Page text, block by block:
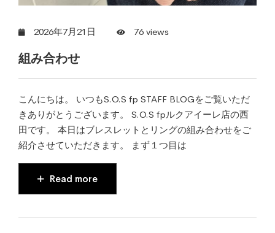
2026年7月21日 76 views
組み合わせ
こんにちは。 いつもS.O.S fp STAFF BLOGをご覧いただ
きありがとうございます。 S.O.S fpルクアイーレ店の西
田です。 本日はブレスレットとリングの組み合わせをご
紹介させていただきます。 まず１つ目は
Read more